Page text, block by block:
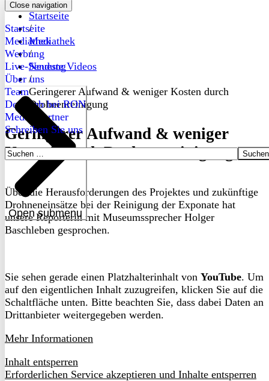
Close navigation
Startseite
Mediathek
Werbung
Live-Sendung
Über uns
Open submenu
Team
Dein Job bei RON
Medienpartner
Schreiben Sie uns
Suchen
Startseite
/
Mediathek
/
Neueste Videos
/
Geringerer Aufwand & weniger Kosten durch
Drohnenreinigung
Geringerer Aufwand & weniger
Kosten durch Drohnenreinigung
Über die Herausforderungen des Projektes und zukünftige
Drohneneinsätze bei der Reinigung der Exponate hat
unsere Reporterin mit Museumssprecher Holger
Baschleben gesprochen.
Sie sehen gerade einen Platzhalterinhalt von YouTube. Um
auf den eigentlichen Inhalt zuzugreifen, klicken Sie auf die
Schaltfläche unten. Bitte beachten Sie, dass dabei Daten an
Drittanbieter weitergegeben werden.
Mehr Informationen
Inhalt entsperren
Erforderlichen Service akzeptieren und Inhalte entsperren